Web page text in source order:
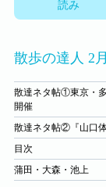
読み
散歩の達人 2
散達ネタ帖①東京・
開催
散達ネタ帖②『山口
目次
蒲田・大森・池上